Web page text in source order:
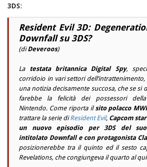
3DS:
Resident Evil 3D:
Downfall su 3DS?
(diDeveroos)
La testata britannica Digital Spy,
corridoio in vari settori
una notizia decisamente succosa, che se si
farebbe la felicità dei possessori
Nintendo. Come riporta ilsito polacco
trattare la serie diResident Evil, Capcom
un nuovo episodio per 3DS del
intitolato Downfall e con protagonista
posizionerebbe tra il quinto ed il sesto
Revelations, che congiungeva il quarto al